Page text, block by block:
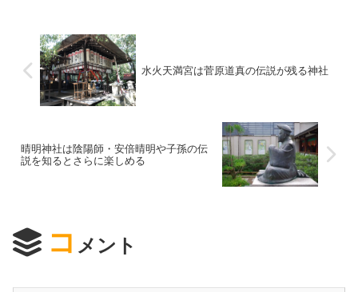
水火天満宮は菅原道真の伝説が残る神社
晴明神社は陰陽師・安倍晴明や子孫の伝
説を知るとさらに楽しめる
コ メント